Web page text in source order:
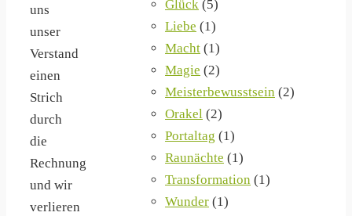
uns
unser
Verstand
einen
Strich
durch
die
Rechnung
und wir
verlieren
Glück (5)
Liebe (1)
Macht (1)
Magie (2)
Meisterbewusstsein (2)
Orakel (2)
Portaltag (1)
Raunächte (1)
Transformation (1)
Wunder (1)